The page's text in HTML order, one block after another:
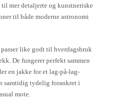
mer detaljerte og kunstneriske
til både moderne astronomi
passer like godt til hverdagsbruk
De fungerer perfekt sammen
en jakke for et lag-på-lag-
samtidig tydelig forankret i
mote.